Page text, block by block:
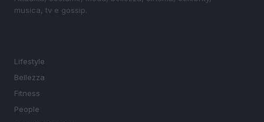
musica, tv e gossip.
Lifestyle
Bellezza
Fitness
People